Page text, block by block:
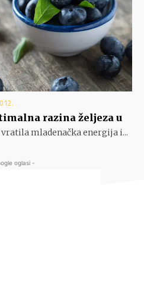
razina željeza u
mladenačka energija i...
oglasi -